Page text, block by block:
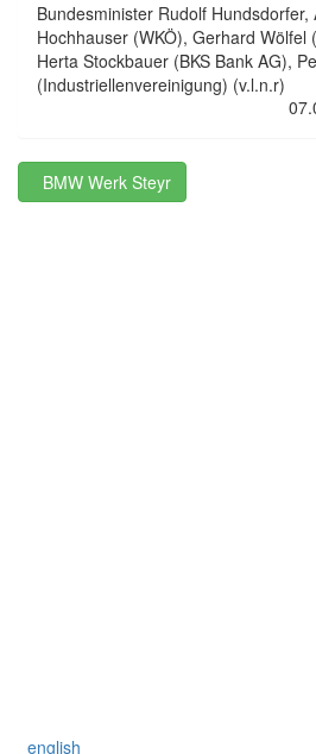
Bundesminister Rudolf Hundsdorfer,
Hochhauser (WKÖ), Gerhard Wölfel
Herta Stockbauer (BKS Bank AG),
(Industriellenvereinigung) (v.l.n.r)
BMW Werk Steyr
english